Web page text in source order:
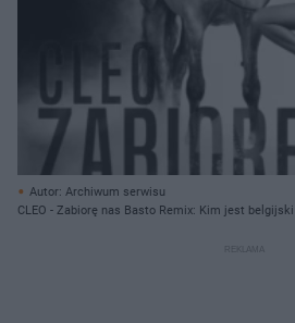
Autor: Archiwum serwisu
CLEO - Zabiorę nas Basto Remix: Kim jest